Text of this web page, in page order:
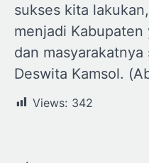
sukses kita
menjadi
dan masyarakatnya
Deswita Kamsol.
Views: 342